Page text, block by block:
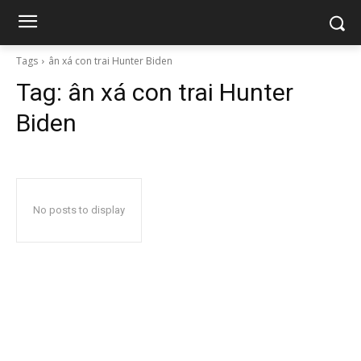
Tags ân xá con trai Hunter Biden
Tag: ân xá con trai Hunter
Biden
No posts to display